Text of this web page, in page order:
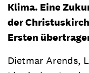
Klima. Eine
der
Ersten
Dietmar Arends,